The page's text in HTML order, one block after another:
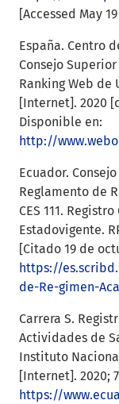
[Accessed May
España. Centro
Consejo
Ranking Web
[Internet]. 2020
Disponible en:
http://
Ecuador.
Reglamento de
CES 111.
Estadovigente.
[Citado 19 de
https://
de-Re-gimen-
Carrera S.
Actividades de
Instituto
[Internet]. 2020;
https://